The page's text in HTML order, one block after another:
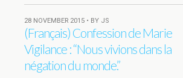
28 NOVEMBER 2015 • BY JS
(Français) Confession de Marie
Vigilance : “Nous vivions dans la
négation du monde.”